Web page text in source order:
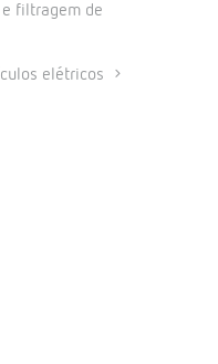
filtragem de
elétricos